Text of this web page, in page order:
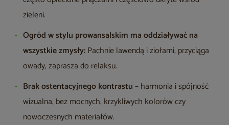
zieleni.
Ogród w stylu prowansalskim ma oddziaływać na
wszystkie zmysły:Pachnie lawendą i ziołami, przyciąga
owady, zaprasza do relaksu.
Brak ostentacyjnego kontrastu– harmonia i spójność
wizualna, bez mocnych, krzykliwych kolorów czy
nowoczesnych materiałów.